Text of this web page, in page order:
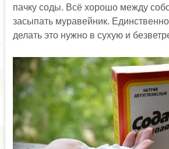
пачку соды. Всё хорошо между
засыпать муравейник.
делать это нужно в сухую и